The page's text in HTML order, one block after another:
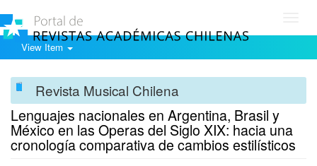
View Item
Revista Musical Chilena
Lenguajes nacionales en Argentina, Brasil y
México en las Operas del Siglo XIX: hacia una
cronología comparativa de cambios estilísticos